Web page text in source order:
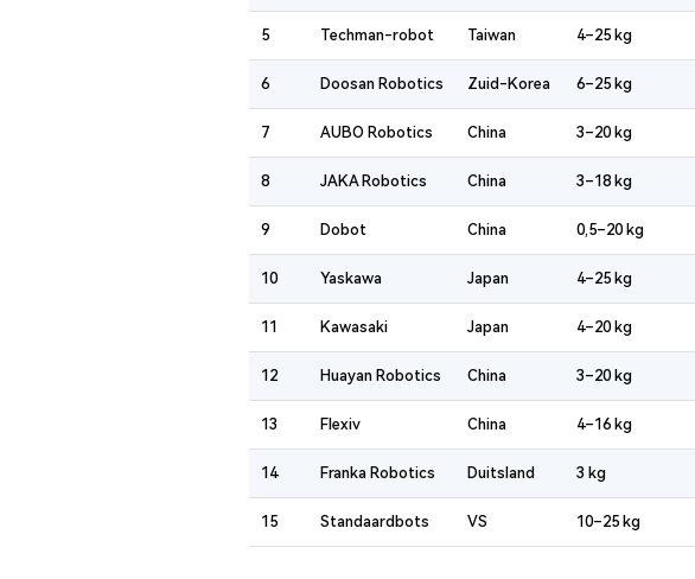
5 Techman-robot Taiwan 4–25 kg
6 Doosan Robotics Zuid-Korea 6–25 kg
7 AUBO Robotics China 3–20 kg
8 JAKA Robotics China 3–18 kg
9 Dobot China 0,5–20 kg
10 Yaskawa Japan 4–25 kg
11 Kawasaki Japan 4–20 kg
12 Huayan Robotics China 3–20 kg
13 Flexiv China 4–16 kg
14 Franka Robotics Duitsland 3 kg
15 Standaardbots VS 10–25 kg